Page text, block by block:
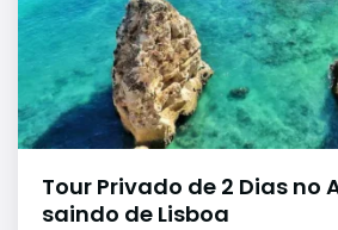
Tour Privado de 2 Dias no
saindo de Lisboa